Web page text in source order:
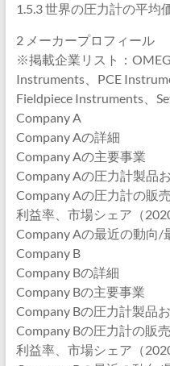
1.5.3 世界の圧力計の平均
2 メーカープロフィール
※掲載企業リスト：
Instruments、PCE
Fieldpiece Instruments、
Company A
Company Aの詳細
Company Aの主要事業
Company Aの圧力計製品
Company Aの圧力計の販
利益率、市場シェア（
Company Aの最近の動向/
Company B
Company Bの詳細
Company Bの主要事業
Company Bの圧力計製品
Company Bの圧力計の販
利益率、市場シェア（